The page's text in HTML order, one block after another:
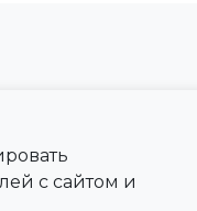
с сайтом и